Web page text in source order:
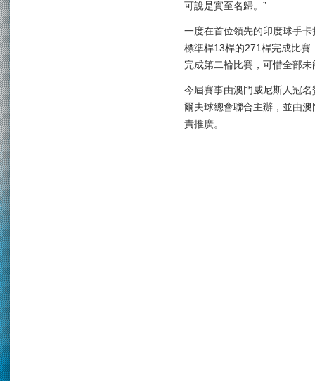
可說是實至名歸。”
一度在首位領先的印度球手
標準桿13桿的271桿完成比賽
完成第二輪比賽，可惜全部未
今屆賽事由澳門威尼斯人冠
爾夫球總會聯合主辦，並由
責推廣。